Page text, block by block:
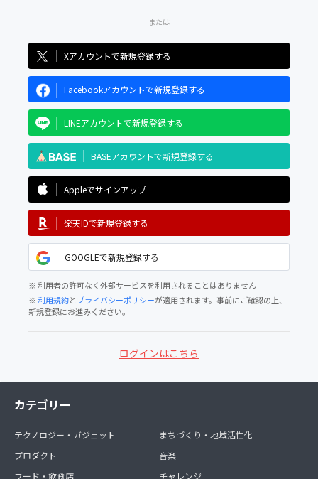
Xアカウントで新規登録する
Facebookアカウントで新規登録する
LINEアカウントで新規登録する
BASEアカウントで新規登録する
Appleでサインアップ
楽天IDで新規登録する
GOOGLEで新規登録する
※ 利用者の許可なく外部サービスを利用されることはありません
※利用規約とプライバシーポリシーが適用されます。事前にご確認の上、
新規登録にお進みください。
ログインはこちら
カテゴリー
テクノロジー・ガジェット
プロダクト
フード・飲食店
まちづくり・地域活性化
音楽
チャレンジ